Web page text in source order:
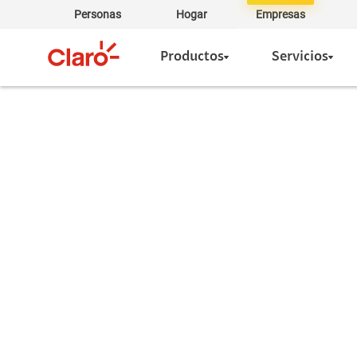
Personas Hogar Empresas
Productos Servicios